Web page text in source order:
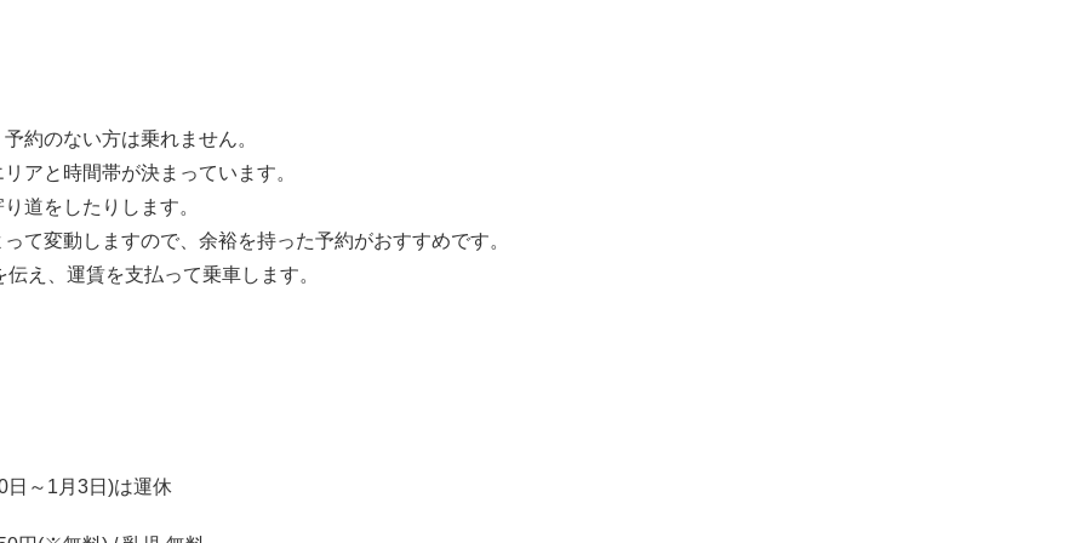
約のない方は乗れません。
アと時間帯が決まっています。
道をしたりします。
て変動しますので、余裕を持った予約がおすすめです。
え、運賃を支払って乗車します。
1月3日)は運休